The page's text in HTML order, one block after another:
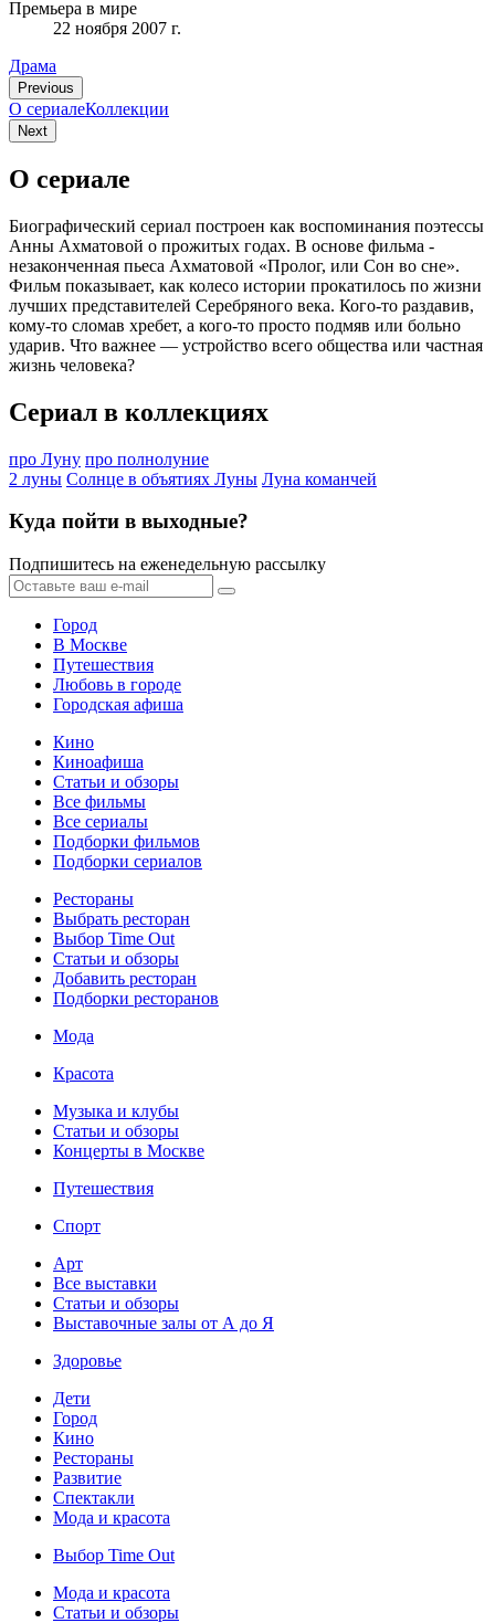
Премьера в мире
22 ноября 2007 г.
Драма
Previous
О сериалеКоллекции
Next
О сериале
Биографический сериал построен как воспоминания поэтессы
Анны Ахматовой о прожитых годах. В основе фильма -
незаконченная пьеса Ахматовой «Пролог, или Сон во сне».
Фильм показывает, как колесо истории прокатилось по жизни
лучших представителей Серебряного века. Кого-то раздавив,
кому-то сломав хребет, а кого-то просто подмяв или больно
ударив. Что важнее — устройство всего общества или частная
жизнь человека?
Сериал в коллекциях
про Луну про полнолуние
2 луны Солнце в объятиях Луны Луна команчей
Куда пойти в выходные?
Подпишитесь на еженедельную рассылку
Город
В Москве
Путешествия
Любовь в городе
Городская афиша
Кино
Киноафиша
Статьи и обзоры
Все фильмы
Все сериалы
Подборки фильмов
Подборки сериалов
Рестораны
Выбрать ресторан
Выбор Time Out
Статьи и обзоры
Добавить ресторан
Подборки ресторанов
Мода
Красота
Музыка и клубы
Статьи и обзоры
Концерты в Москве
Путешествия
Спорт
Арт
Все выставки
Статьи и обзоры
Выставочные залы от А до Я
Здоровье
Дети
Город
Кино
Рестораны
Развитие
Спектакли
Мода и красота
Выбор Time Out
Мода и красота
Статьи и обзоры